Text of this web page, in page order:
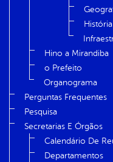
História
Hino a Mirandiba
o Prefeito
Organograma
Perguntas Frequentes
Pesquisa
Secretarias E Órgãos
Calendário De
Departamentos